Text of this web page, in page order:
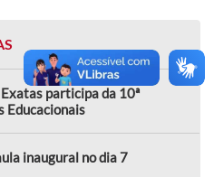
participa da 10ª
Educacionais
inaugural no dia 7